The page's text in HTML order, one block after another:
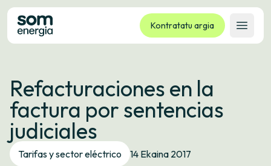
Kontratatu argia
Ireki
Tarifak
Zerbitzuak
Enpresak
Kooperatiba
Kontaktua
Refacturaciones en la
factura por sentencias
judiciales
Tarifas y sector eléctrico 14 Ekaina 2017